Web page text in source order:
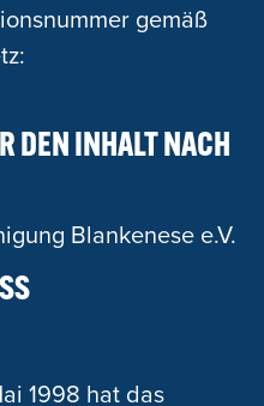
gemäß
DEN INHALT NACH
Blankenese e.V.
1998 hat das